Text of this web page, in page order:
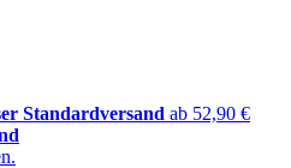
Standardversand ab 52,90 €